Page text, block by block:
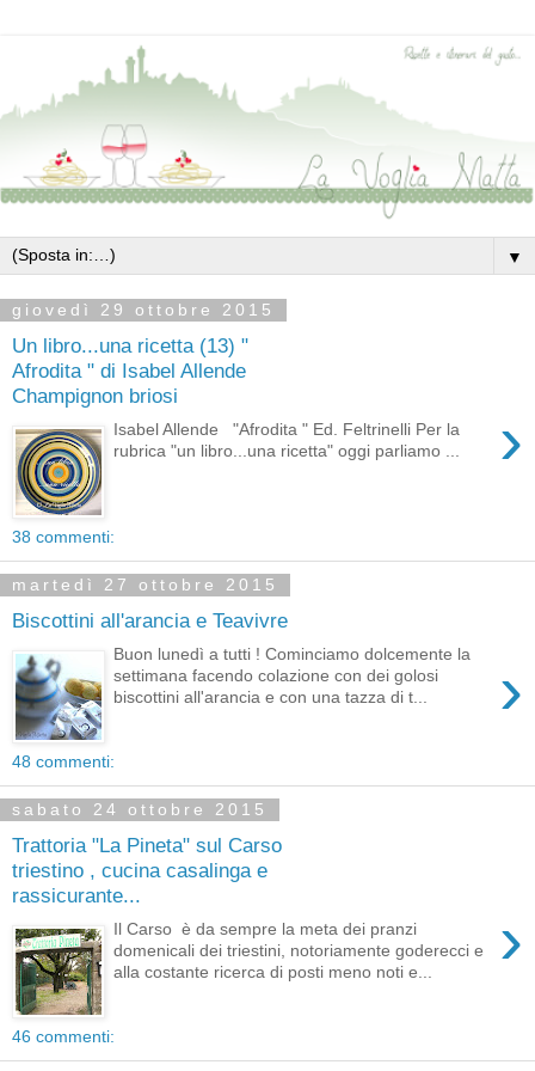
▼
giovedì 29 ottobre 2015
Un libro...una ricetta (13) "
Afrodita " di Isabel Allende
Champignon briosi
›
Isabel Allende "Afrodita " Ed. Feltrinelli Per la
rubrica "un libro...una ricetta" oggi parliamo ...
38 commenti:
martedì 27 ottobre 2015
Biscottini all'arancia e Teavivre
›
Buon lunedì a tutti ! Cominciamo dolcemente la
settimana facendo colazione con dei golosi
biscottini all'arancia e con una tazza di t...
48 commenti:
sabato 24 ottobre 2015
Trattoria "La Pineta" sul Carso
triestino , cucina casalinga e
rassicurante...
›
Il Carso è da sempre la meta dei pranzi
domenicali dei triestini, notoriamente goderecci e
alla costante ricerca di posti meno noti e...
46 commenti: